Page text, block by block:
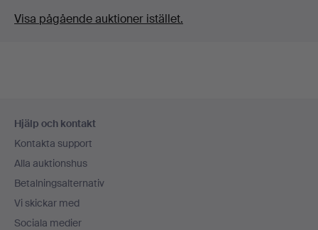
Visa pågående auktioner istället.
Hjälp och kontakt
Kontakta support
Alla auktionshus
Betalningsalternativ
Vi skickar med
Sociala medier